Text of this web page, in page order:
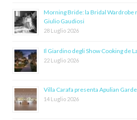
Morning Bride: la Bridal Wardrobe
Giulio Gaudiosi
28 Luglio 2026
Il Giardino degli Show Cooking de
22 Luglio 2026
Villa Carafa presenta Apulian
14 Luglio 2026